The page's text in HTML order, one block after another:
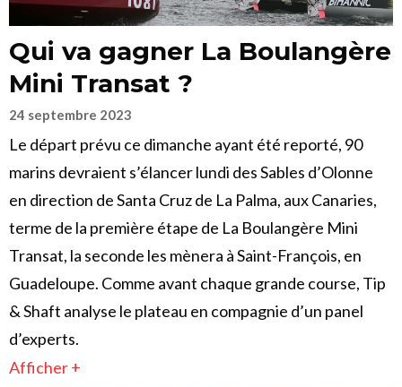
Qui va gagner La Boulangère
Mini Transat ?
24 septembre 2023
Le départ prévu ce dimanche ayant été reporté, 90
marins devraient s’élancer lundi des Sables d’Olonne
en direction de Santa Cruz de La Palma, aux Canaries,
terme de la première étape de La Boulangère Mini
Transat, la seconde les mènera à Saint-François, en
Guadeloupe. Comme avant chaque grande course, Tip
& Shaft analyse le plateau en compagnie d’un panel
d’experts.
Afficher +